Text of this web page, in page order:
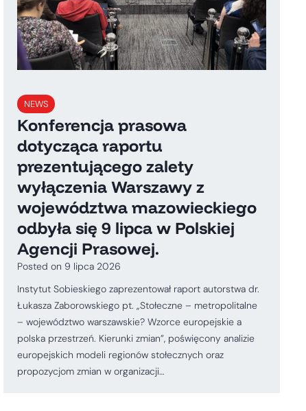
NEWS
Konferencja prasowa
dotycząca raportu
prezentującego zalety
wyłączenia Warszawy z
województwa mazowieckiego
odbyła się 9 lipca w Polskiej
Agencji Prasowej.
Posted on 9 lipca 2026
Instytut Sobieskiego zaprezentował raport autorstwa dr.
Łukasza Zaborowskiego pt. „Stołeczne – metropolitalne
– województwo warszawskie? Wzorce europejskie a
polska przestrzeń. Kierunki zmian”, poświęcony analizie
europejskich modeli regionów stołecznych oraz
propozycjom zmian w organizacji…